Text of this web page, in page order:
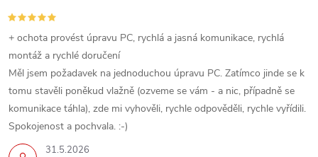
p
i
s
u
31.5.2026
+ ochota provést úpravu PC, rychlá a jasná komunikace, rychlá
montáž a rychlé doručení
Měl jsem požadavek na jednoduchou úpravu PC. Zatímco jinde se k
tomu stavěli poněkud vlažně (ozveme se vám - a nic, případně se
komunikace táhla), zde mi vyhověli, rychle odpověděli, rychle vyřídili.
Spokojenost a pochvala. :-)